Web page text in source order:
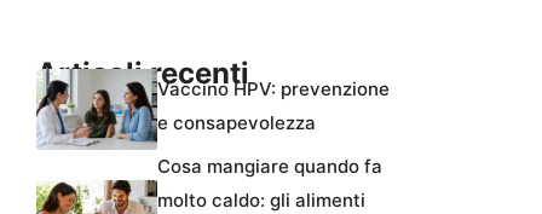
Articoli recentiVaccino HPV: prevenzione
e consapevolezza
Cosa mangiare quando fa
molto caldo: gli alimenti